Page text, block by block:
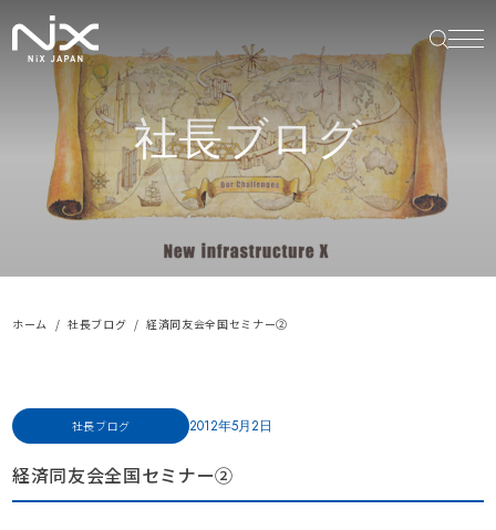
社長ブログ
ホーム 社長ブログ 経済同友会全国セミナー②
社長ブログ 2012年5月2日
経済同友会全国セミナー②